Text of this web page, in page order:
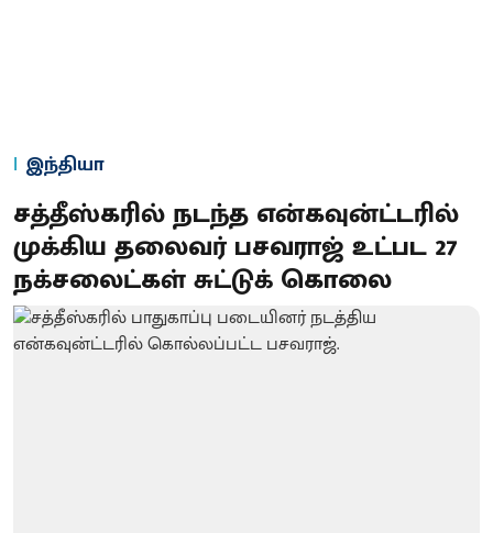
இந்தியா
சத்தீஸ்கரில் நடந்த என்கவுன்ட்டரில்
முக்கிய தலைவர் பசவராஜ் உட்பட 27
நக்சலைட்கள் சுட்டுக் கொலை